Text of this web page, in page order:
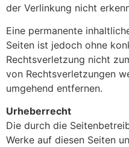
der Verlinkung nicht
Eine permanente
Seiten ist jedoch ohne
Rechtsverletzung nicht
von Rechtsverletzungen
umgehend entfernen.
Urheberrecht
Die durch die
Werke auf diesen Seiten